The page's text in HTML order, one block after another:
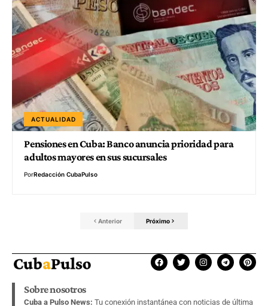
ACTUALIDAD
Pensiones en Cuba: Banco anuncia prioridad para
adultos mayores en sus sucursales
PorRedacción CubaPulso
Anterior Próximo
Sobre nosotros
Cuba a Pulso News: Tu conexión instantánea con noticias de última